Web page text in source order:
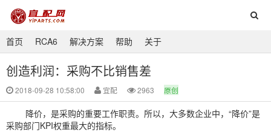
首页 RCA6 解决方案 帮助 关于
创造利润：采购不比销售差
2018-09-28 10:58:00 宜配 2963 原创
降价，是采购的重要工作职责。所以，大多数企业中， “降价”是
采购部门KPI权重最大的指标。